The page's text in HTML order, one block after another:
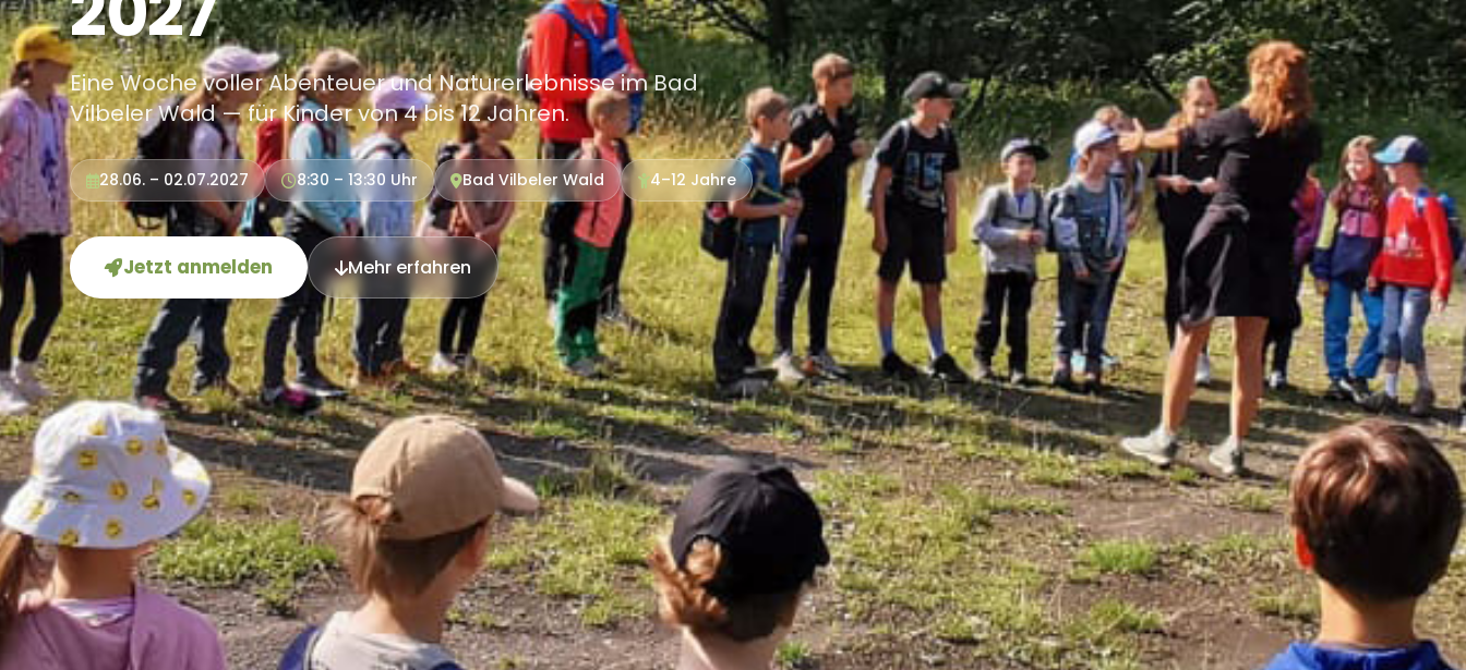
Eine Woche voller Abenteuer und Naturerlebnisse im Bad
Vilbeler Wald — für Kinder von 4 bis 12 Jahren.
28.06. – 02.07.2027 8:30 – 13:30 Uhr Bad Vilbeler Wald 4–12 Jahre
Jetzt anmelden Mehr erfahren